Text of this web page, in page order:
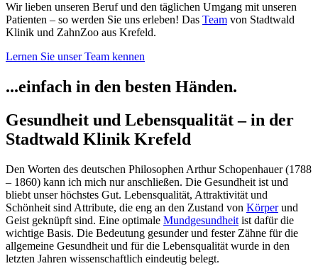
Wir lieben unseren Beruf und den täglichen Umgang mit unseren
Patienten – so werden Sie uns erleben! Das Team von Stadtwald
Klinik und ZahnZoo aus Krefeld.
Lernen Sie unser Team kennen
...einfach in den besten Händen.
Gesundheit und Lebensqualität – in der
Stadtwald Klinik Krefeld
Den Worten des deutschen Philosophen Arthur Schopenhauer (1788
– 1860) kann ich mich nur anschließen. Die Gesundheit ist und
bliebt unser höchstes Gut. Lebensqualität, Attraktivität und
Schönheit sind Attribute, die eng an den Zustand von Körperund
Geist geknüpft sind. Eine optimale Mundgesundheit ist dafür die
wichtige Basis. Die Bedeutung gesunder und fester Zähne für die
allgemeine Gesundheit und für die Lebensqualität wurde in den
letzten Jahren wissenschaftlich eindeutig belegt.